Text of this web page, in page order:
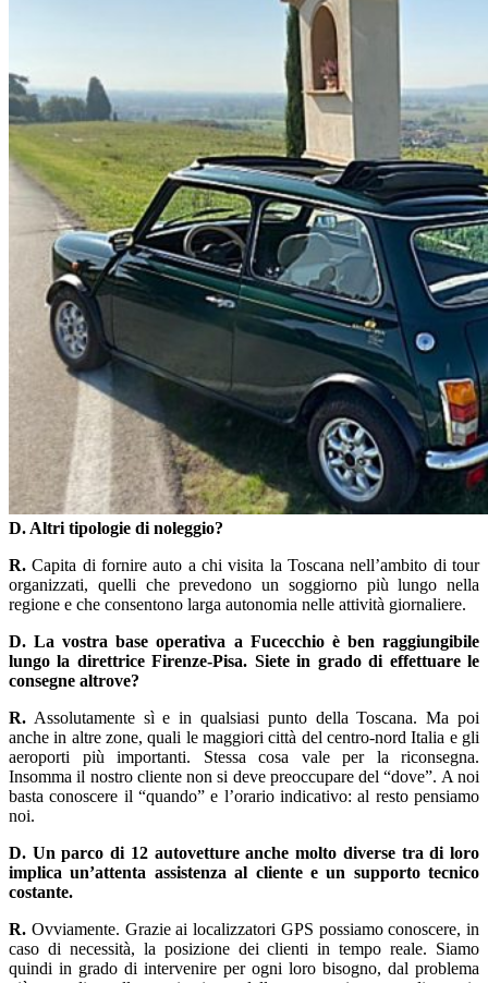
D. Altri tipologie di noleggio?
R. Capita di fornire auto a chi visita la Toscana nell’ambito di tour
organizzati, quelli che prevedono un soggiorno più lungo nella
regione e che consentono larga autonomia nelle attività giornaliere.
D. La vostra base operativa a Fucecchio è ben raggiungibile
lungo la direttrice Firenze-Pisa. Siete in grado di effettuare le
consegne altrove?
R. Assolutamente sì e in qualsiasi punto della Toscana. Ma poi
anche in altre zone, quali le maggiori città del centro-nord Italia e gli
aeroporti più importanti. Stessa cosa vale per la riconsegna.
Insomma il nostro cliente non si deve preoccupare del “dove”. A noi
basta conoscere il “quando” e l’orario indicativo: al resto pensiamo
noi.
D. Un parco di 12 autovetture anche molto diverse tra di loro
implica un’attenta assistenza al cliente e un supporto tecnico
costante.
R. Ovviamente. Grazie ai localizzatori GPS possiamo conoscere, in
caso di necessità, la posizione dei clienti in tempo reale. Siamo
quindi in grado di intervenire per ogni loro bisogno, dal problema